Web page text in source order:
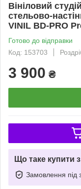
Вініловий
стельово-
VINIL BD-PRO
Готово до відправки
Код: 153703
3 900 ₴
Що таке купити
Замовлення під